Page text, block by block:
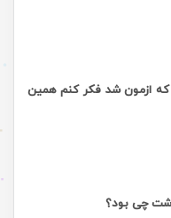
که ازمون شد فکر کنم همین
چی بود؟